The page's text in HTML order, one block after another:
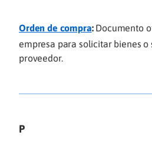
Orden de compra: Documento
empresa para solicitar bienes o
proveedor.
P